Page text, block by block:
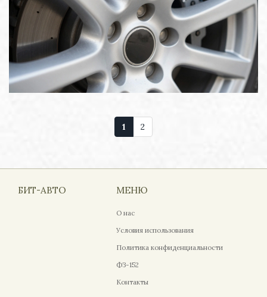
1 2
БИТ-АВТО МЕНЮ
О нас
Условия использования
Политика конфиденциальности
ФЗ-152
Контакты